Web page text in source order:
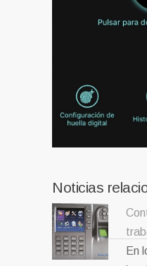
Noticias
En